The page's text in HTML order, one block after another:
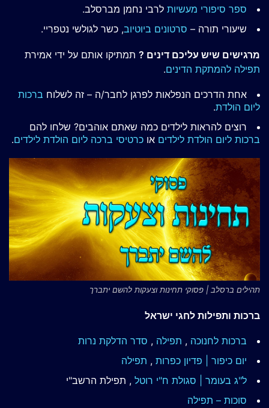
ספר סיפורי מעשיות לרבי נחמן מברסלב.
שיעורי תורה – סרטונים ביוטיוב, כשר לגולשי נטפריי.
מרגישים שיש עליכם דינים ? תמתיקו אותם על ידי אמירת
תפילה להמתקת הדינים.
אחת הדרכים הנפלאות לפרגן לחבר/ה – זה לשלוח ברכות
ליום הולדת.
רוצים להראות לילדים כמה שאתם אוהבים? שלחו להם
ברכות ליום הולדת לילדים או כרטיסי ברכה ליום הולדת לילדים.
תהילים ברסלב | פסוקי תחינות וצעקות להשם יתברך
ברכות ותפילות לחגי ישראל
ברכות לחנוכה , תפילה , סדר הדלקת נרות
יום כיפור | פדיון כפרות , תפילה
ל"ג בעומר | סגולת ח"י רוטל , תפילת הרשב"י
סוכות – תפילה